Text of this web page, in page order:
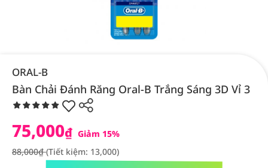
ORAL-B
Bàn Chải Đánh Răng Oral-B Trắng Sáng 3D Vỉ 3
75,000₫ Giảm 15%
88,000₫(Tiết kiệm: 13,000)